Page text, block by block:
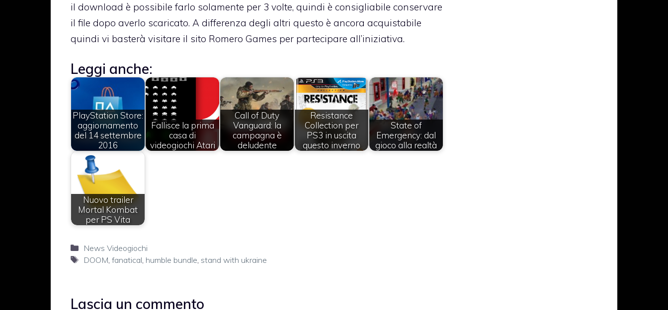
il download è possibile farlo solamente per 3 volte, quindi è consigliabile conservare
il file dopo averlo scaricato. A differenza degli altri questo è ancora acquistabile
quindi vi basterà visitare il sito Romero Games per partecipare all’iniziativa.
Leggi anche:
PlayStation Store:
aggiornamento
del 14 settembre
2016
Fallisce la prima
casa di
videogiochi Atari
Call of Duty
Vanguard: la
campagna è
deludente
Resistance
Collection per
PS3 in uscita
questo inverno
State of
Emergency: dal
gioco alla realtà
Nuovo trailer
Mortal Kombat
per PS Vita
Categorie
News Videogiochi
Tag
DOOM fanatical humble bundle stand with ukraine
Lascia un commento